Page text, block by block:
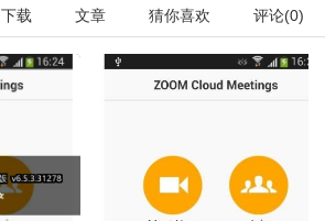
下载 文章 猜你喜欢 评论(0)